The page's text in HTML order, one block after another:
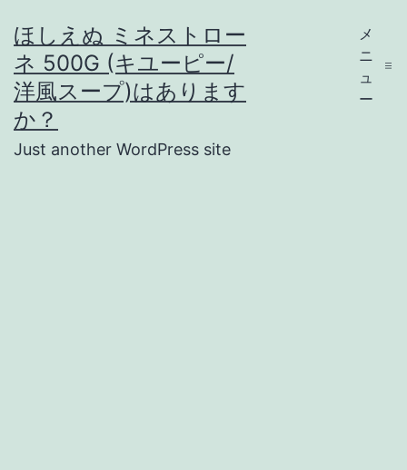
ン
テ
ン
ほしえぬ ミネストロー
ネ 500G (キユーピー/
洋風スープ)はあります
か？
Just another WordPress site
メ
ニ
ュ
ー